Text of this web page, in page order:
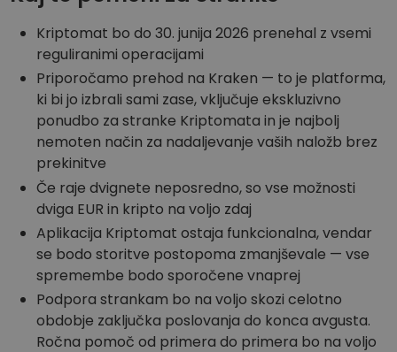
Kriptomat bo do 30. junija 2026 prenehal z vsemi
reguliranimi operacijami
Priporočamo prehod na Kraken — to je platforma,
ki bi jo izbrali sami zase, vključuje ekskluzivno
ponudbo za stranke Kriptomata in je najbolj
nemoten način za nadaljevanje vaših naložb brez
prekinitve
Če raje dvignete neposredno, so vse možnosti
dviga EUR in kripto na voljo zdaj
Aplikacija Kriptomat ostaja funkcionalna, vendar
se bodo storitve postopoma zmanjševale — vse
spremembe bodo sporočene vnaprej
Podpora strankam bo na voljo skozi celotno
obdobje zaključka poslovanja do konca avgusta.
Ročna pomoč od primera do primera bo na voljo